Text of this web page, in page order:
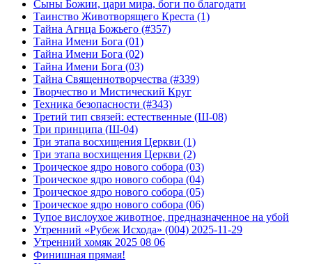
Сыны Божии, цари мира, боги по благодати
Таинство Животворящего Креста (1)
Тайна Агнца Божьего (#357)
Тайна Имени Бога (01)
Тайна Имени Бога (02)
Тайна Имени Бога (03)
Тайна Священнотворчества (#339)
Творчество и Мистический Круг
Техника безопасности (#343)
Третий тип связей: естественные (Ш-08)
Три принципа (Ш-04)
Три этапа восхищения Церкви (1)
Три этапа восхищения Церкви (2)
Троическое ядро нового собора (03)
Троическое ядро нового собора (04)
Троическое ядро нового собора (05)
Троическое ядро нового собора (06)
Тупое вислоухое животное, предназначенное на убой
Утренний «Рубеж Исхода» (004) 2025-11-29
Утренний хомяк 2025 08 06
Финишная прямая!